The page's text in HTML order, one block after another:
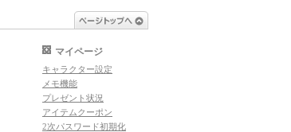
マイページ
キャラクター設定
メモ機能
プレゼント状況
アイテムクーポン
2次パスワード初期化